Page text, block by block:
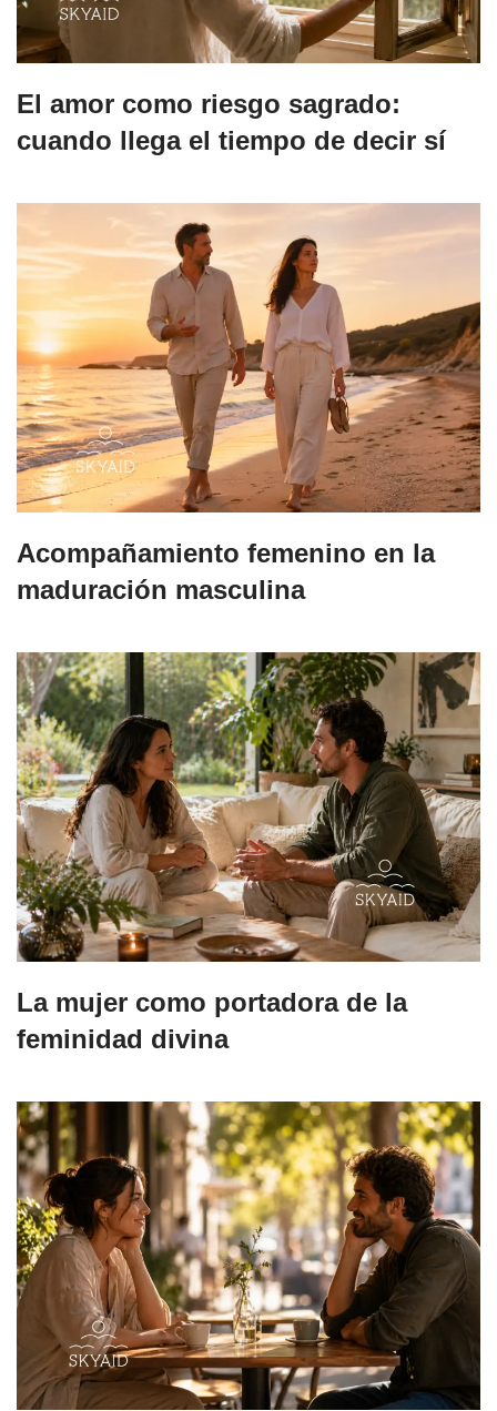
El amor como riesgo sagrado:
cuando llega el tiempo de decir sí
Acompañamiento femenino en la
maduración masculina
La mujer como portadora de la
feminidad divina